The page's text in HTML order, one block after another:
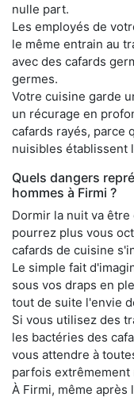
nulle part.
Les employés de
le même entrain au
avec des cafards
germes.
Votre cuisine garde
un récurage en
cafards rayés, parce
nuisibles établissent
Quels dangers
hommes à Firmi ?
Dormir la nuit va
pourrez plus vous
cafards de cuisine
Le simple fait
sous vos draps en
tout de suite l'envie
Si vous utilisez des
les bactéries des
vous attendre à
parfois extrêmement
À Firmi, même